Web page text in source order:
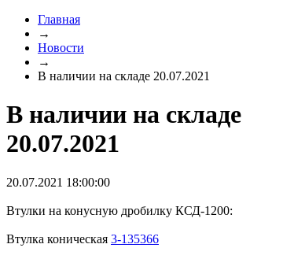
Главная
→
Новости
→
В наличии на складе 20.07.2021
В наличии на складе
20.07.2021
20.07.2021 18:00:00
Втулки на конусную дробилку КСД-1200:
Втулка коническая 3-135366